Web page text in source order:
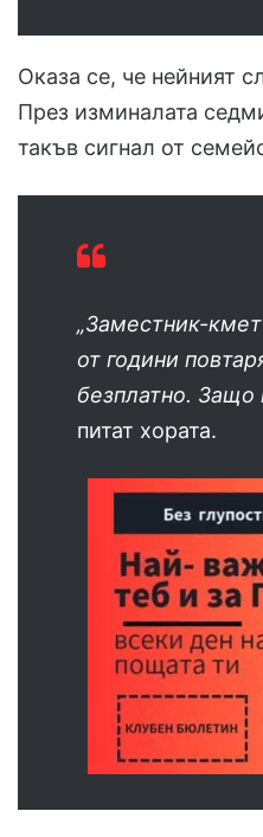
Оказа се, че нейният
През изминалата
такъв сигнал от
„Заместник-
от години
безплатно. Защо
питат хората.